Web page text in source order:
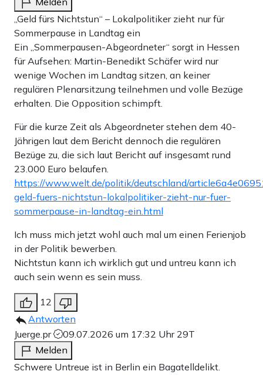
„Geld fürs Nichtstun“ – Lokalpolitiker zieht nur für
Sommerpause in Landtag ein
Ein „Sommerpausen-Abgeordneter“ sorgt in Hessen
für Aufsehen: Martin-Benedikt Schäfer wird nur
wenige Wochen im Landtag sitzen, an keiner
regulären Plenarsitzung teilnehmen und volle Bezüge
erhalten. Die Opposition schimpft.
Für die kurze Zeit als Abgeordneter stehen dem 40-
Jährigen laut dem Bericht dennoch die regulären
Bezüge zu, die sich laut Bericht auf insgesamt rund
23.000 Euro belaufen.
https://www.welt.de/politik/deutschland/
geld-fuers-nichtstun-lokalpolitiker-zieht-nur-fuer-
sommerpause-in-landtag-ein.html
Ich muss mich jetzt wohl auch mal um einen Ferienjob
in der Politik bewerben.
Nichtstun kann ich wirklich gut und untreu kann ich
auch sein wenn es sein muss.
12
Antworten
Juerge.pr
09.07.2026 um 17:32 Uhr 29T
Melden
Schwere Untreue ist in Berlin ein Bagatelldelikt.